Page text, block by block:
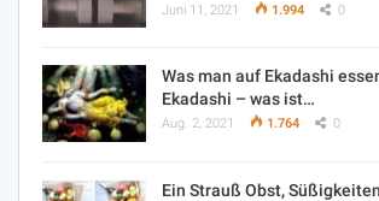
Juni 11, 2021 1.994 0
Was man auf Ekadashi
Ekadashi – was ist…
Aug. 2, 2021 1.764 0
Ein Strauß Obst,